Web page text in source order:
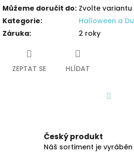
Můžeme doručit do: Zvolte variantu
Kategorie:
Halloween a
Záruka: 2 roky
ZEPTAT SE HLÍDAT
Český produkt
Náš sortiment je